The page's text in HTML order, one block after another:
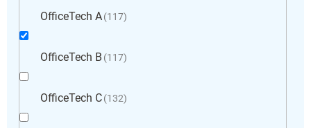
OfficeTech A 117
OfficeTech B 117
OfficeTech C 132